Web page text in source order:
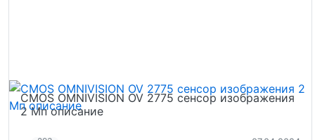
CMOS OMNIVISION OV 2775 сенсор изображения
2 Мп описание